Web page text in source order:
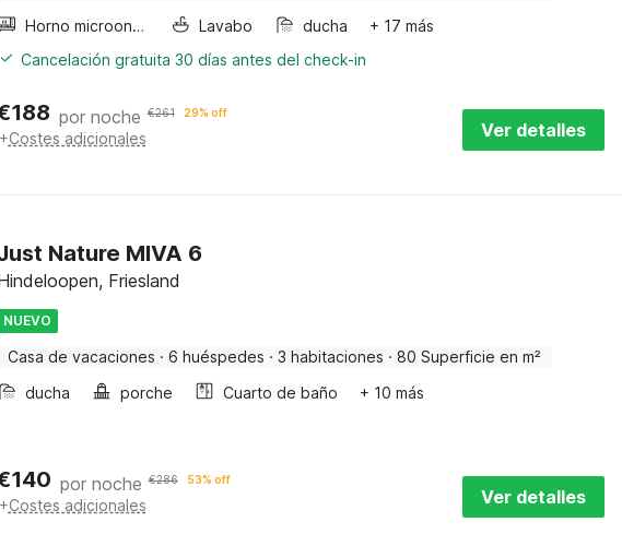
Horno microondas
Lavabo ducha
+ 17 más
Cancelación gratuita 30 días antes del check-in
188 por noche €261 29% off
+Costes adicionales Ver detalles
Nature MIVA 6
Friesland
NUEVO
Casa de vacaciones · 6 huéspedes · 3 habitaciones · 80 Superficie en m²
ducha
porche Cuarto de baño + 10 más
140 por noche €286 53% off
+Costes adicionales Ver detalles